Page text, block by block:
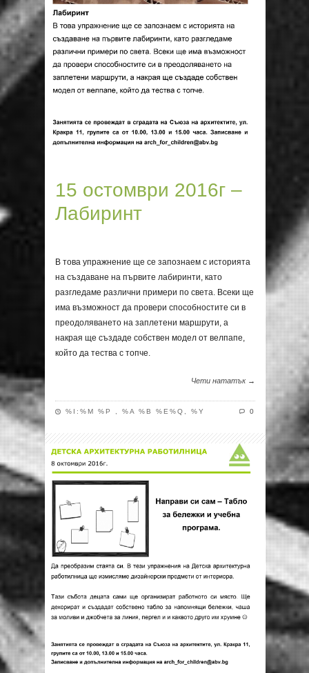
15 остомври 2016г –
Лабиринт
В това упражнение ще се запознаем с историята
на създаване на първите лабиринти, като
разгледаме различни примери по света. Всеки ще
има възможност да провери способностите си в
преодоляването на заплетени маршрути, а
накрая ще създаде собствен модел от велпапе,
който да тества с топче.
Чети нататък →
%I:%M %P , %A %B %E%Q, %Y 0